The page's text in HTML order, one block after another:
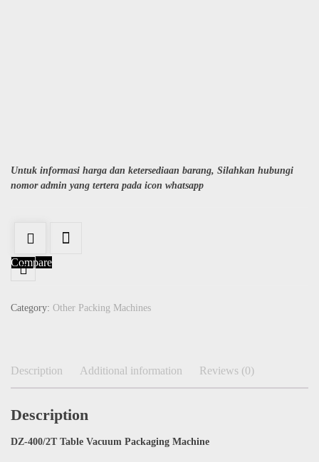
Untuk informasi harga dan ketersediaan barang, Silahkan hubungi
nomor admin yang tertera pada icon whatsapp
Compare
Category: Other Packing Machines
Description Additional information Reviews (0)
Description
DZ-400/2T Table Vacuum Packaging Machine​